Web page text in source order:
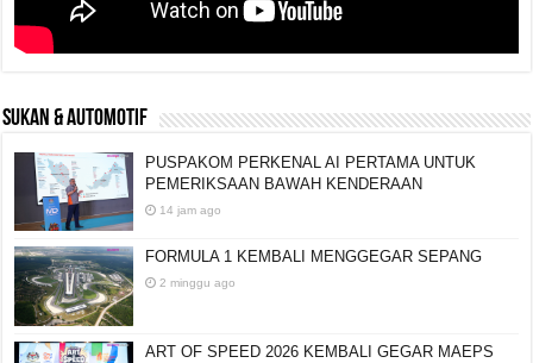
SUKAN & AUTOMOTIF
PUSPAKOM PERKENAL AI PERTAMA UNTUK
PEMERIKSAAN BAWAH KENDERAAN
14 jam ago
FORMULA 1 KEMBALI MENGGEGAR SEPANG
2 minggu ago
ART OF SPEED 2026 KEMBALI GEGAR MAEPS